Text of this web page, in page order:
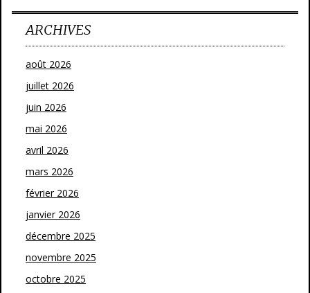
ARCHIVES
août 2026
juillet 2026
juin 2026
mai 2026
avril 2026
mars 2026
février 2026
janvier 2026
décembre 2025
novembre 2025
octobre 2025